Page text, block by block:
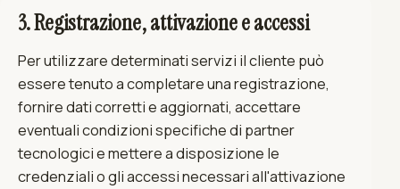
3. Registrazione, attivazione e accessi
Per utilizzare determinati servizi il cliente può
essere tenuto a completare una registrazione,
fornire dati corretti e aggiornati, accettare
eventuali condizioni specifiche di partner
tecnologici e mettere a disposizione le
credenziali o gli accessi necessari all'attivazione